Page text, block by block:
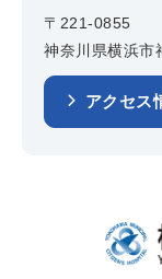
〒221-0855
神奈川県横浜市
アクセス